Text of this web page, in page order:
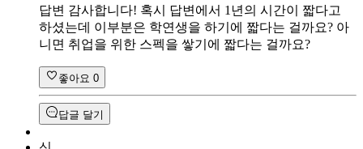
답변 감사합니다! 혹시 답변에서 1년의 시간이 짧다고
하셨는데 이부분은 학연생을 하기에 짧다는 걸까요? 아
니면 취업을 위한 스펙을 쌓기에 짧다는 걸까요?
좋아요 0
답글 달기